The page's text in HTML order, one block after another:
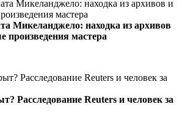
Микеланджело: находка из архивов
произведения мастера
Расследование Reuters и человек за